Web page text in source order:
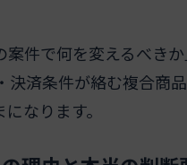
件で何を変えるべきか
済条件が絡む複合商
なります。